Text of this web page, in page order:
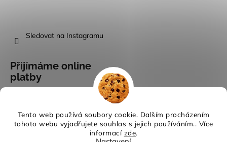
Tento web používá soubory cookie. Dalším procházením
tohoto webu vyjadřujete souhlas s jejich používáním.. Více
informací zde.
Sledovat na Instagramu
Přijímáme online
platby
Vytvořil Shoptet